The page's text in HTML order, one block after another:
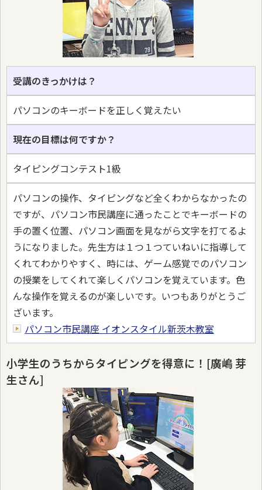
受講のきっかけは？
パソコンのキーボードを正しく覚えたい
現在の目標は何ですか？
タイピングコンテスト1級
パソコンの操作、タイピングなど全くわからなかったの
ですが、パソコン市民講座に通ったことでキーボードの
手の置く位置、パソコン画面を見ながら文字を打てるよ
うになりました。先生方は１つ１つていねいに指導して
くれてわかりやすく、時には、ゲーム感覚でのパソコン
の授業をしてくれて楽しくパソコンを覚えています。色
んな操作を覚えるのが楽しいです。いつもありがとうご
ざいます。
パソコン市民講座 イオンスタイル新茨木教室
小学生のうちからタイピングを得意に！[廣嶋 芽
生さん]